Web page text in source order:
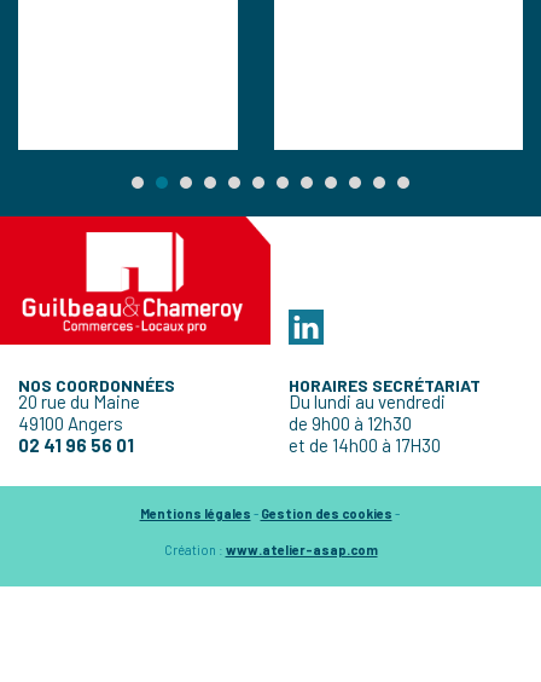
NOS COORDONNÉES
20 rue du Maine
49100 Angers
02 41 96 56 01
HORAIRES SECRÉTARIAT
Du lundi au vendredi
de 9h00 à 12h30
et de 14h00 à 17H30
Mentions légales - Gestion des cookies -
Création : www.atelier-asap.com